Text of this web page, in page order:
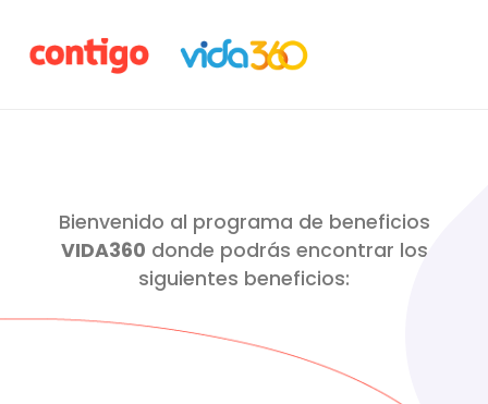
Bienvenido al programa de beneficios
VIDA360 donde podrás encontrar los
siguientes beneficios: